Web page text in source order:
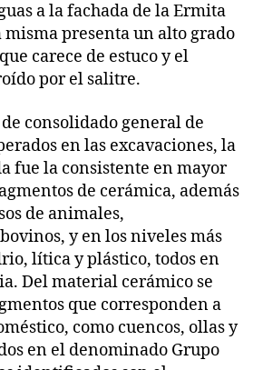
a la fachada de la Ermita
presenta un alto grado
carece de estuco y el
por el salitre.
consolidado general de
en las excavaciones, la
fue la consistente en mayor
de cerámica, además
de animales,
y en los niveles más
lítica y plástico, todos en
Del material cerámico se
que corresponden a
como cuencos, ollas y
en el denominado Grupo